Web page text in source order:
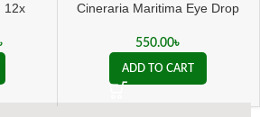
12x Cineraria Maritima Eye Drop
550.00৳
ADD TO CART